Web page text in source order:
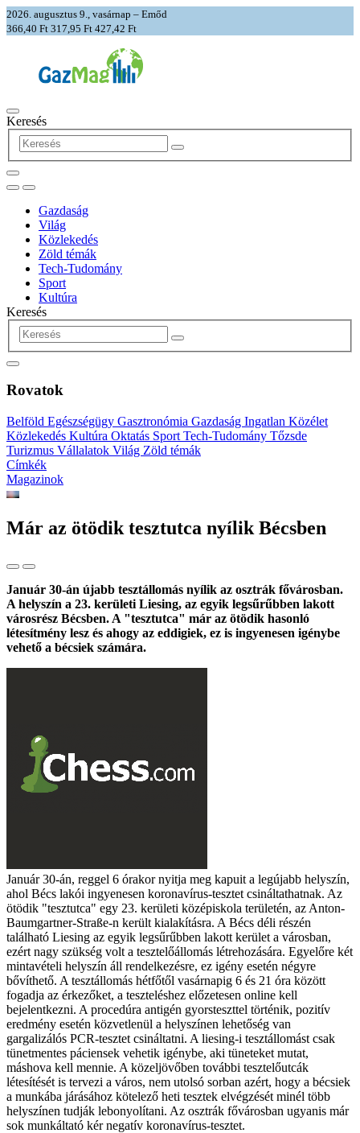
2026. augusztus 9., vasárnap – Emőd
366,40 Ft 317,95 Ft 427,42 Ft
Keresés
Gazdaság
Világ
Közlekedés
Zöld témák
Tech-Tudomány
Sport
Kultúra
Keresés
Rovatok
Belföld Egészségügy Gasztronómia Gazdaság Ingatlan Közélet
Közlekedés Kultúra Oktatás Sport Tech-Tudomány Tőzsde
Turizmus Vállalatok Világ Zöld témák
Címkék
Magazinok
Már az ötödik tesztutca nyílik Bécsben
Január 30-án újabb tesztállomás nyílik az osztrák fővárosban.
A helyszín a 23. kerületi Liesing, az egyik legsűrűbben lakott
városrész Bécsben. A "tesztutca" már az ötödik hasonló
létesítmény lesz és ahogy az eddigiek, ez is ingyenesen igénybe
vehető a bécsiek számára.
Január 30-án, reggel 6 órakor nyitja meg kapuit a legújabb helyszín,
ahol Bécs lakói ingyenesen koronavírus-tesztet csináltathatnak. Az
ötödik "tesztutca" egy 23. kerületi középiskola területén, az Anton-
Baumgartner-Straße-n került kialakításra. A Bécs déli részén
található Liesing az egyik legsűrűbben lakott kerület a városban,
ezért nagy szükség volt a tesztelőállomás létrehozására. Egyelőre két
mintavételi helyszín áll rendelkezésre, ez igény esetén négyre
bővíthető. A tesztállomás hétfőtől vasárnapig 6 és 21 óra között
fogadja az érkezőket, a teszteléshez előzetesen online kell
bejelentkezni. A procedúra antigén gyorsteszttel történik, pozitív
eredmény esetén közvetlenül a helyszínen lehetőség van
gargalizálós PCR-tesztet csináltatni. A liesing-i tesztállomást csak
tünetmentes páciensek vehetik igénybe, aki tüneteket mutat,
máshova kell mennie. A közeljövőben további tesztelőutcák
létesítését is tervezi a város, nem utolsó sorban azért, hogy a bécsiek
a munkába járásához kötelező heti tesztek elvégzését minél több
helyszínen tudják lebonyolítani. Az osztrák fővárosban ugyanis már
sok munkáltató kér negatív koronavírus-tesztet.